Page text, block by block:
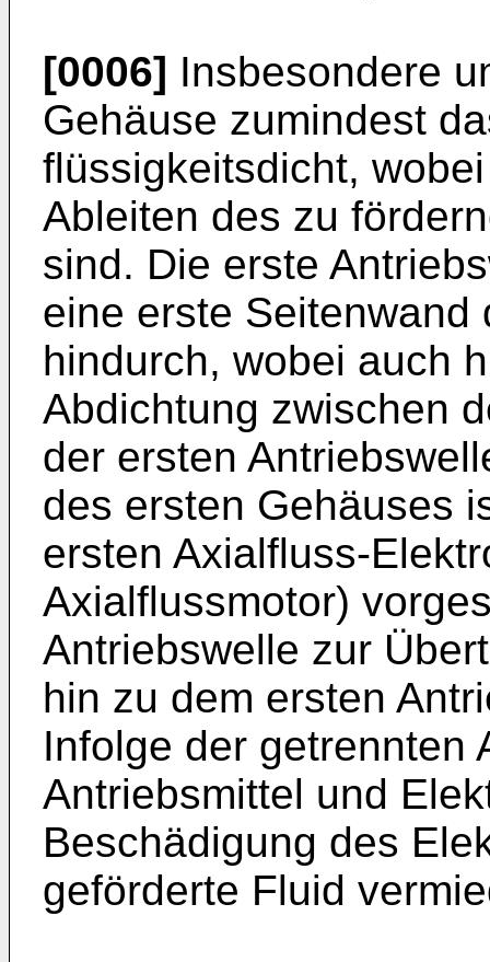
[0006] Insbesondere
Gehäuse zumindest
flüssigkeitsdicht,
Ableiten des zu
sind. Die erste
eine erste Seitenwand
hindurch, wobei auch
Abdichtung zwischen
der ersten
des ersten Gehäuses
ersten Axialfluss-
Axialflussmotor)
Antriebswelle zur
hin zu dem ersten
Infolge der getrennten
Antriebsmittel und
Beschädigung des
geförderte Fluid